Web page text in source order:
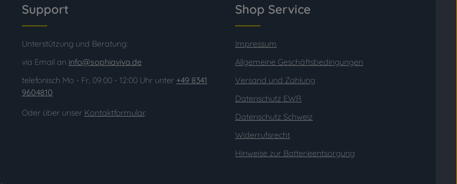
Support
Unterstützung und Beratung:
via Email an info@sophiaviva.de
telefonisch Mo - Fr, 09:00 - 12:00 Uhr unter +49 8341
9604810
Oder über unser Kontaktformular.
Shop Service
Impressum
Allgemeine Geschäftsbedingungen
Versand und Zahlung
Datenschutz EWR
Datenschutz Schweiz
Widerrufsrecht
Hinweise zur Batterieentsorgung